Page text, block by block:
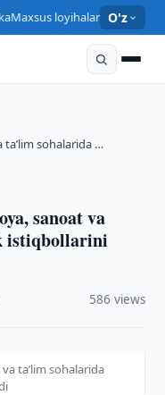
Maxsus loyihalar O'z
taʼlim sohalarida …
sanoat va
istiqbollarini
586 views
taʼlim sohalarida